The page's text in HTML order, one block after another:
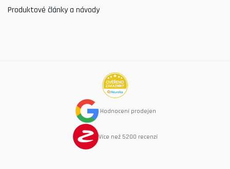
Produktové články a návody
Hodnocení prodejen
Více než 5200 recenzí